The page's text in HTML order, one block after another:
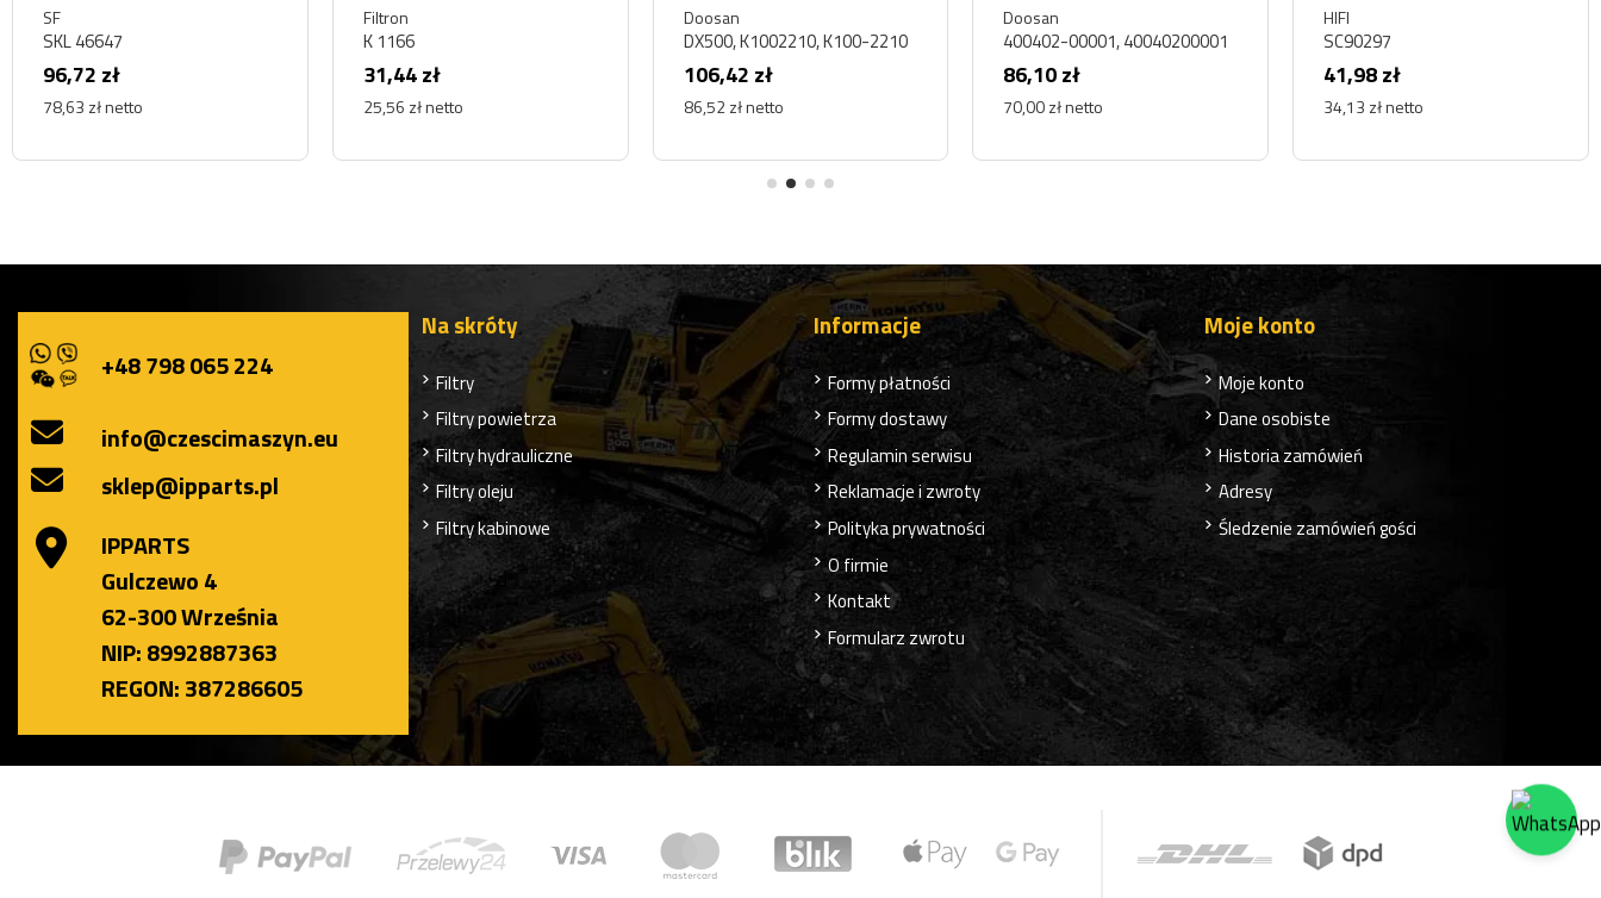
SF
SKL 46647
96,72 zł
78,63 zł netto
Filtron
K 1166
31,44 zł
25,56 zł netto
Doosan
DX500, K1002210, K100-2210
106,42 zł
86,52 zł netto
SOLAR 340
Doosan
400402-00001, 40040200001
86,10 zł
70,00 zł netto
HIFI
SC90297
41,98 zł
34,13 zł netto
+48 798 065 224
info@czescimaszyn.eu
sklep@ipparts.pl
IPPARTS
Gulczewo 4
62-300 Września
NIP: 8992887363
REGON: 387286605
Na skróty
Filtry
Filtry powietrza
Filtry hydrauliczne
Filtry oleju
Filtry kabinowe
Informacje
Formy płatności
Formy dostawy
Regulamin serwisu
Reklamacje i zwroty
Polityka prywatności
O firmie
Kontakt
Formularz zwrotu
Moje konto
Moje konto
Dane osobiste
Historia zamówień
Adresy
Śledzenie zamówień gości